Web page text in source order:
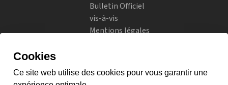
Bulletin Officiel
vis-à-vis
Mentions légales